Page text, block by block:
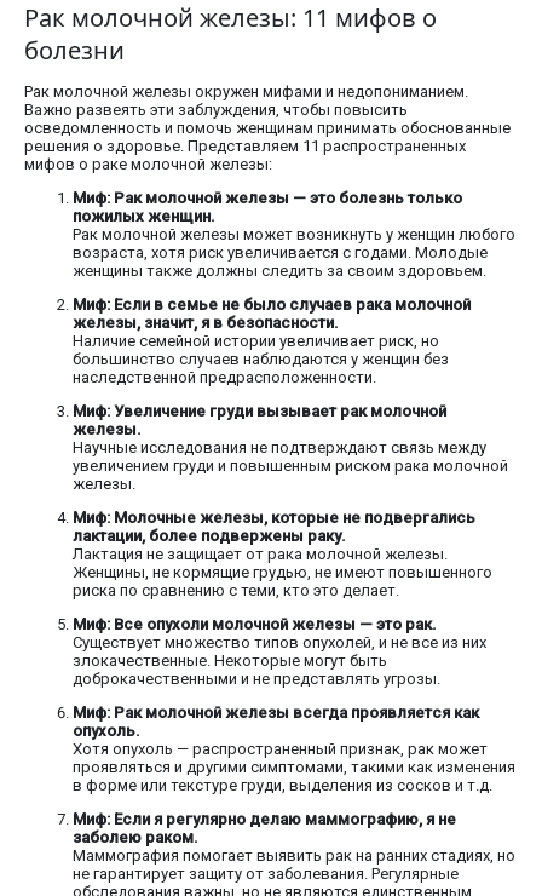
Рак молочной железы: 11 мифов о
болезни
Рак молочной железы окружен мифами и недопониманием.
Важно развеять эти заблуждения, чтобы повысить
осведомленность и помочь женщинам принимать обоснованные
решения о здоровье. Представляем 11 распространенных
мифов о раке молочной железы:
Миф: Рак молочной железы — это болезнь только
пожилых женщин.
Рак молочной железы может возникнуть у женщин любого
возраста, хотя риск увеличивается с годами. Молодые
женщины также должны следить за своим здоровьем.
Миф: Если в семье не было случаев рака молочной
железы, значит, я в безопасности.
Наличие семейной истории увеличивает риск, но
большинство случаев наблюдаются у женщин без
наследственной предрасположенности.
Миф: Увеличение груди вызывает рак молочной
железы.
Научные исследования не подтверждают связь между
увеличением груди и повышенным риском рака молочной
железы.
Миф: Молочные железы, которые не подвергались
лактации, более подвержены раку.
Лактация не защищает от рака молочной железы.
Женщины, не кормящие грудью, не имеют повышенного
риска по сравнению с теми, кто это делает.
Миф: Все опухоли молочной железы — это рак.
Существует множество типов опухолей, и не все из них
злокачественные. Некоторые могут быть
доброкачественными и не представлять угрозы.
Миф: Рак молочной железы всегда проявляется как
опухоль.
Хотя опухоль — распространенный признак, рак может
проявляться и другими симптомами, такими как изменения
в форме или текстуре груди, выделения из сосков и т.д.
Миф: Если я регулярно делаю маммографию, я не
заболею раком.
Маммография помогает выявить рак на ранних стадиях, но
не гарантирует защиту от заболевания. Регулярные
обследования важны, но не являются единственным